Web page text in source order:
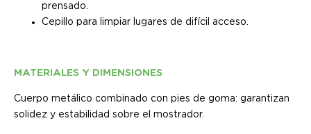
prensado.
Cepillo para limpiar lugares de difícil acceso.
MATERIALES Y DIMENSIONES
Cuerpo metálico combinado con pies de goma: garantizan
solidez y estabilidad sobre el mostrador.